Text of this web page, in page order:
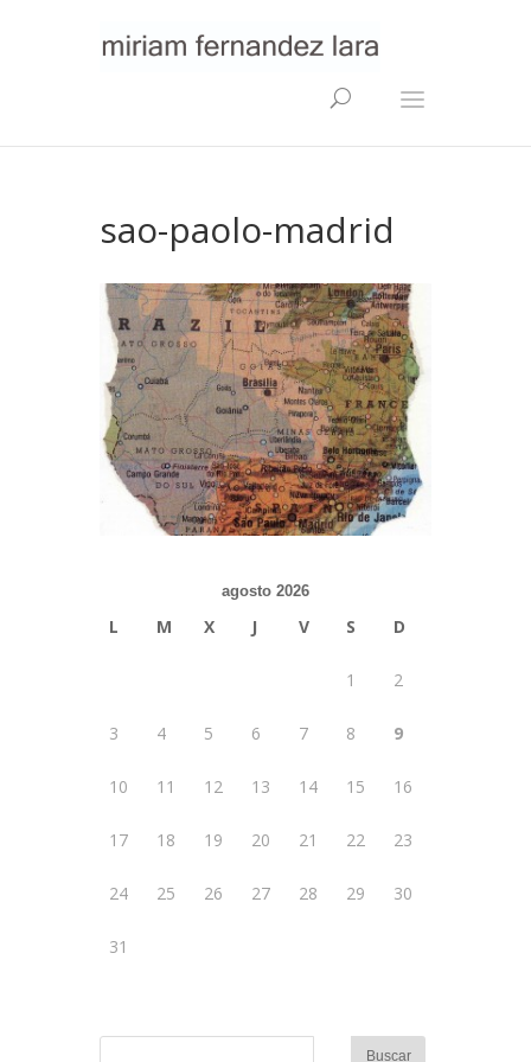
sao-paolo-madrid
agosto 2026
L M X J V S D
1 2
3 4 5 6 7 8 9
10 11 12 13 14 15 16
17 18 19 20 21 22 23
24 25 26 27 28 29 30
31